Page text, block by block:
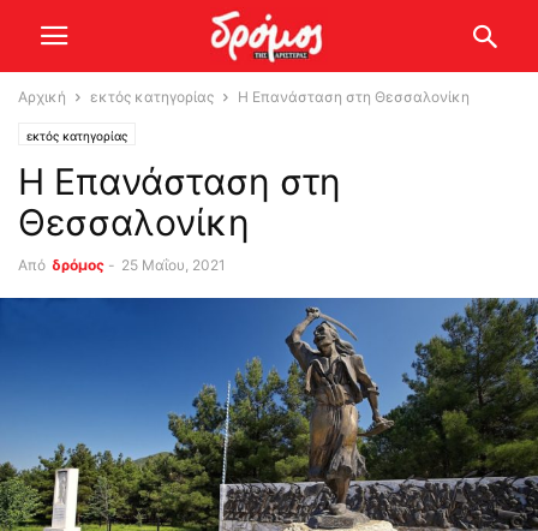
Αρχική εκτός κατηγορίας Η Επανάσταση στη Θεσσαλονίκη
εκτός κατηγορίας
Η Επανάσταση στη
Θεσσαλονίκη
Από δρόμος - 25 Μαΐου, 2021